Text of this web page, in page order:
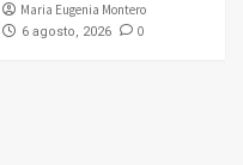
Maria Eugenia Montero
6 agosto, 2026 0